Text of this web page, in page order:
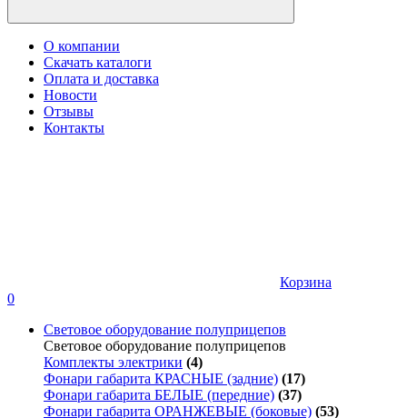
О компании
Скачать каталоги
Оплата и доставка
Новости
Отзывы
Контакты
Корзина
0
Световое оборудование полуприцепов
Световое оборудование полуприцепов
Комплекты электрики (4)
Фонари габарита КРАСНЫЕ (задние) (17)
Фонари габарита БЕЛЫЕ (передние) (37)
Фонари габарита ОРАНЖЕВЫЕ (боковые) (53)